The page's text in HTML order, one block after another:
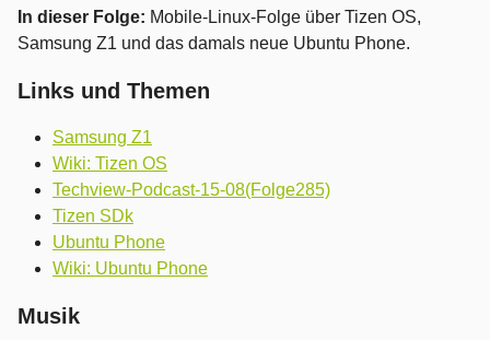
In dieser Folge: Mobile-Linux-Folge über Tizen OS,
Samsung Z1 und das damals neue Ubuntu Phone.
Links und Themen
Samsung Z1
Wiki: Tizen OS
Techview-Podcast-15-08(Folge285)
Tizen SDk
Ubuntu Phone
Wiki: Ubuntu Phone
Musik